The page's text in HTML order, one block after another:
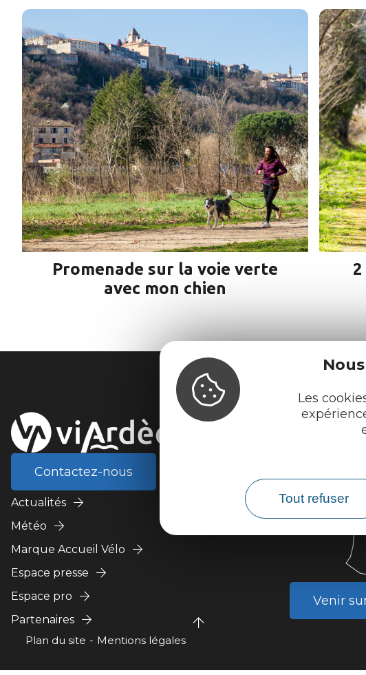
Les
Tout refuser
Promenade sur la voie verte
avec mon chien
Contactez-nous
Actualités
Météo
Marque Accueil Vélo
Espace presse
Espace pro
Partenaires
Venir
Plan du site Mentions légales